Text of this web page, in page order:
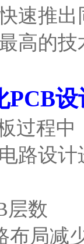
速推
高的
PCB
过程
路设
层数
布局减